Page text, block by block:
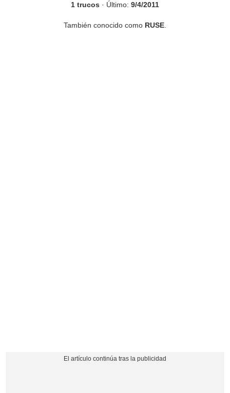
1 trucos · Último: 9/4/2011
También conocido como RUSE